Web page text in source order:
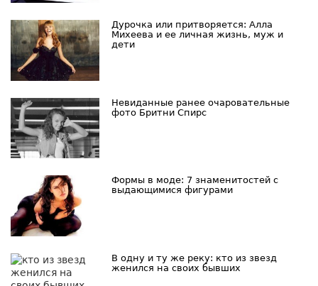
Дурочка или притворяется: Алла
Михеева и ее личная жизнь, муж и
дети
Невиданные ранее очаровательные
фото Бритни Спирс
Формы в моде: 7 знаменитостей с
выдающимися фигурами
В одну и ту же реку: кто из звезд
женился на своих бывших